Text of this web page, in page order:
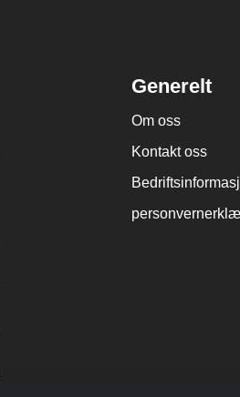
Generelt
Om oss
Kontakt oss